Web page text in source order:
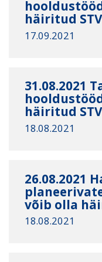
häiritud
17.09.2021
31.08.2021
häiritud
18.08.2021
26.08.2021
võib olla
18.08.2021